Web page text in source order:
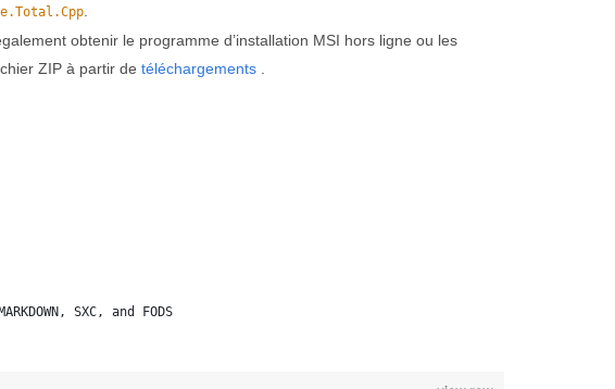
obtenir le programme d’installation MSI hors ligne ou les
ZIP à partir de téléchargements
SXC, and FODS